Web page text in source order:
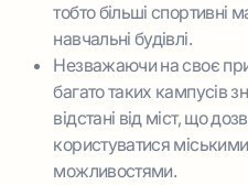
тобто більші спортивні
навчальні будівлі.
Незважаючи на своє
багато таких кампусів
відстані від міст, що
користуватися
можливостями.